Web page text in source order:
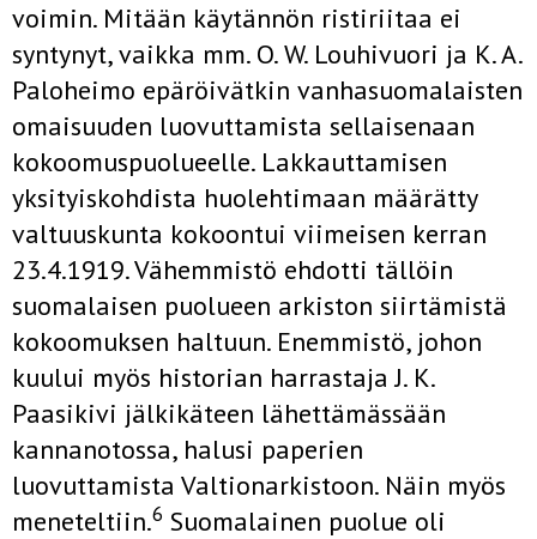
voimin. Mitään käytännön ristiriitaa ei
syntynyt, vaikka mm. O. W. Louhivuori ja K. A.
Paloheimo epäröivätkin vanhasuomalaisten
omaisuuden luovuttamista sellaisenaan
kokoomuspuolueelle. Lakkauttamisen
yksityiskohdista huolehtimaan määrätty
valtuuskunta kokoontui viimeisen kerran
23.4.1919. Vähemmistö ehdotti tällöin
suomalaisen puolueen arkiston siirtämistä
kokoomuksen haltuun. Enemmistö, johon
kuului myös historian harrastaja J. K.
Paasikivi jälkikäteen lähettämässään
kannanotossa, halusi paperien
luovuttamista Valtionarkistoon. Näin myös
meneteltiin.6 Suomalainen puolue oli